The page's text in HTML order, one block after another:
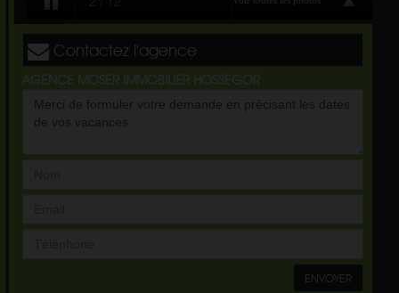
Contactez l'agence
AGENCE MOSER IMMOBILIER HOSSEGOR
ENVOYER